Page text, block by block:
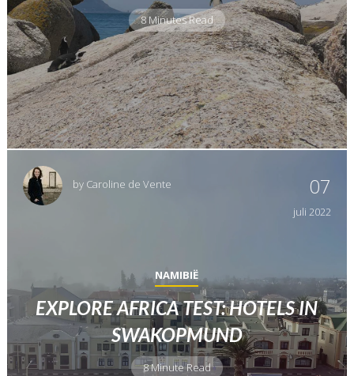
8 Minutes Read
by Caroline de Vente 07
juli 2022
NAMIBIË
EXPLORE AFRICA TEST: HOTELS IN
SWAKOPMUND
8 Minute Read